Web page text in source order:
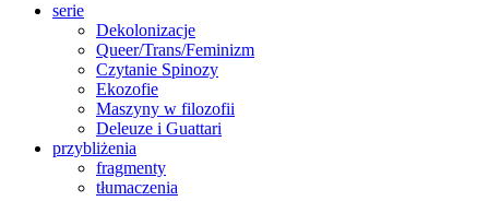
serie
Dekolonizacje
Queer/Trans/Feminizm
Czytanie Spinozy
Ekozofie
Maszyny w filozofii
Deleuze i Guattari
przybliżenia
fragmenty
tłumaczenia